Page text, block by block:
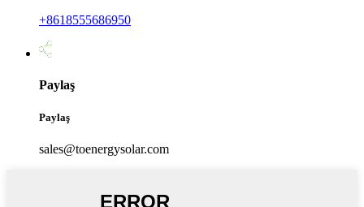
+8618555686950
Paylaş
Paylaş
sales@toenergysolar.com